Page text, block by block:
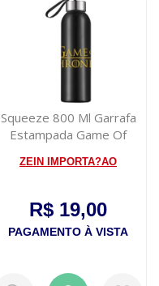
Squeeze 800 Ml Garrafa
Estampada Game Of
ZEIN IMPORTA?AO
R$ 19,00
PAGAMENTO À VISTA